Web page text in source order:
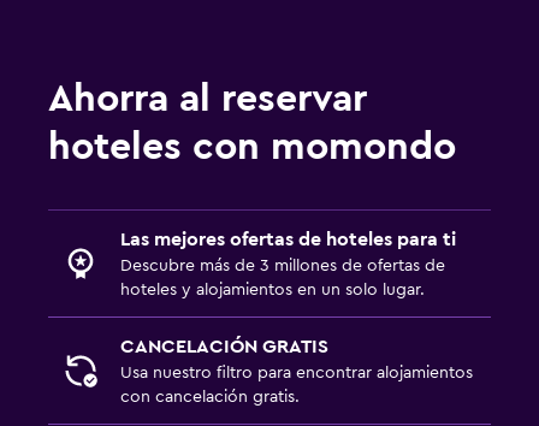
Armario o clóset
Gimnasio
Ahorra al reservar
hoteles con momondo
Las mejores ofertas de hoteles para ti
Descubre más de 3 millones de ofertas de
hoteles y alojamientos en un solo lugar.
CANCELACIÓN GRATIS
Usa nuestro filtro para encontrar alojamientos
con cancelación gratis.